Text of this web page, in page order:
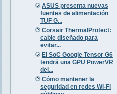
ASUS presenta nuevas
fuentes de alimentación
TUF G...
Corsair ThermalProtect:
cable diseñado para
evitar...
El SoC Google Tensor G6
tendrá una GPU PowerVR
del...
Cómo mantener la
seguridad en redes Wi-Fi